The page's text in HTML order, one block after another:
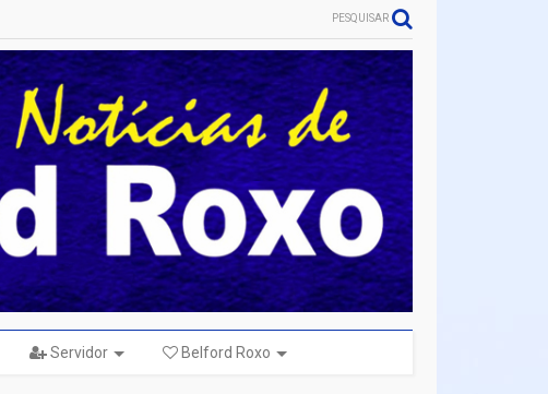
PESQUISAR
Servidor Belford Roxo